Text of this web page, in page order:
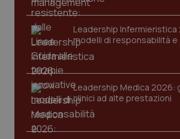
Leadership Infermieristica
modelli di responsabilità e
Leadership Medica 2026:
clinici ad alte prestazioni
CookieScriptConsent